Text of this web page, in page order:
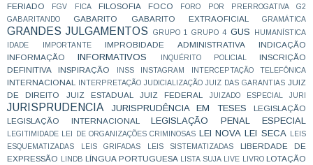
FERIADO FGV FICA FILOSOFIA FOCO FORO POR PRERROGATIVA
G2
GABARITANDO
GABARITO GABARITO EXTRAOFICIAL GRAMÁTICA
GRANDES JULGAMENTOS GRUPO 1 GRUPO 4 GUS
HUMANÍSTICA
IDADE
IMPORTANTE IMPROBIDADE ADMINISTRATIVA
INDICAÇÃO
INFORMAÇÃO
INFORMATIVOS INQUÉRITO POLICIAL
INSCRIÇÃO
DEFINITIVA
INSPIRAÇÃO INSS INSTAGRAM INTERCEPTAÇÃO TELEFÔNICA
INTERNACIONAL INTERPRETAÇÃO JUDICIALIZAÇÃO JUIZ DAS GARANTIAS JUIZ
DE DIREITO
JUIZ ESTADUAL JUIZ FEDERAL JUIZADO ESPECIAL JURI
JURISPRUDENCIA JURISPRUDÊNCIA EM TESES
LEGISLAÇÃO
LEGISLAÇÃO INTERNACIONAL
LEGISLAÇÃO PENAL ESPECIAL
LEGITIMIDADE LEI DE ORGANIZAÇÕES CRIMINOSAS LEI NOVA LEI SECA
LEIS
ESQUEMATIZADAS
LEIS GRIFADAS LEIS SISTEMATIZADAS
LIBERDADE DE
EXPRESSÃO
LINDB LÍNGUA PORTUGUESA LISTA SUJA LIVE LIVRO LOTAÇÃO